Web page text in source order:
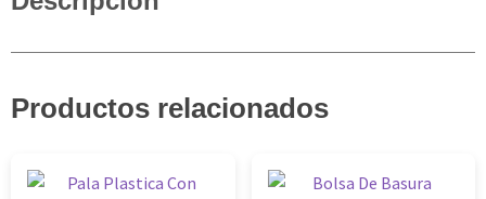
Productos relacionados